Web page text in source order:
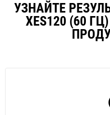
УЗНАЙТЕ
XES120 (60